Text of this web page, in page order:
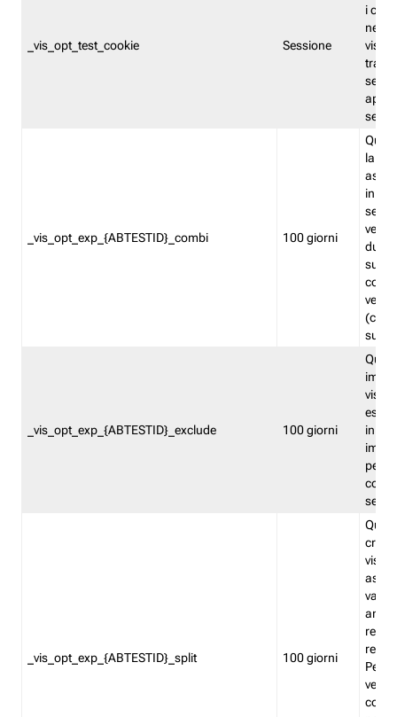
_vis_opt_test_cookie Sessione
i
nel
_vis_opt_exp_{ABTESTID}_combi 100 giorni
la
in
_vis_opt_exp_{ABTESTID}_exclude 100 giorni
in
_vis_opt_exp_{ABTESTID}_split 100 giorni